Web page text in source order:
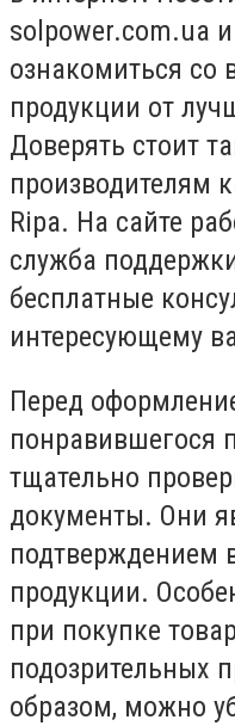
solpower.com.ua
ознакомиться со
продукции от
Доверять стоит
производителям
Ripa. На сайте
служба
бесплатные
интересующему
Перед
понравившегося
тщательно
документы. Они
подтверждением
продукции.
при покупке
подозрительных
образом, можно